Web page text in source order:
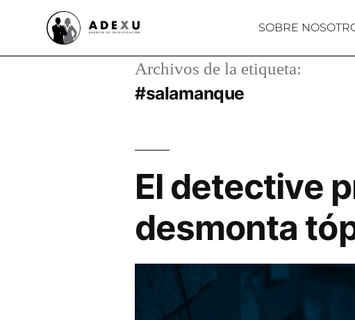
SOBRE
Archivos de la etiqueta:
#salamanque
El detective
desmonta